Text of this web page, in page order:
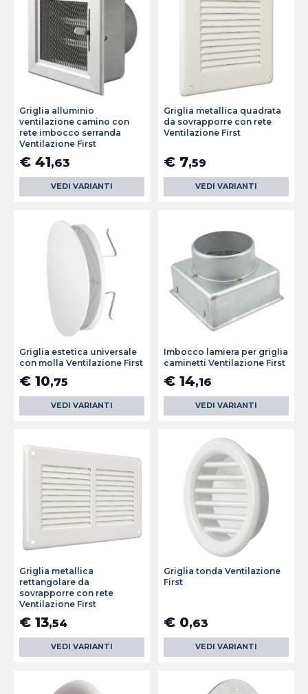
Griglia alluminio
ventilazione camino con
rete imbocco serranda
Ventilazione First
€ 41,63
VEDI VARIANTI
Griglia metallica quadrata
da sovrapporre con rete
Ventilazione First
€ 7,59
VEDI VARIANTI
Griglia estetica universale
con molla Ventilazione First
€ 10,75
VEDI VARIANTI
Imbocco lamiera per griglia
caminetti Ventilazione First
€ 14,16
VEDI VARIANTI
Griglia metallica
rettangolare da
sovrapporre con rete
Ventilazione First
€ 13,54
VEDI VARIANTI
Griglia tonda Ventilazione
First
€ 0,63
VEDI VARIANTI